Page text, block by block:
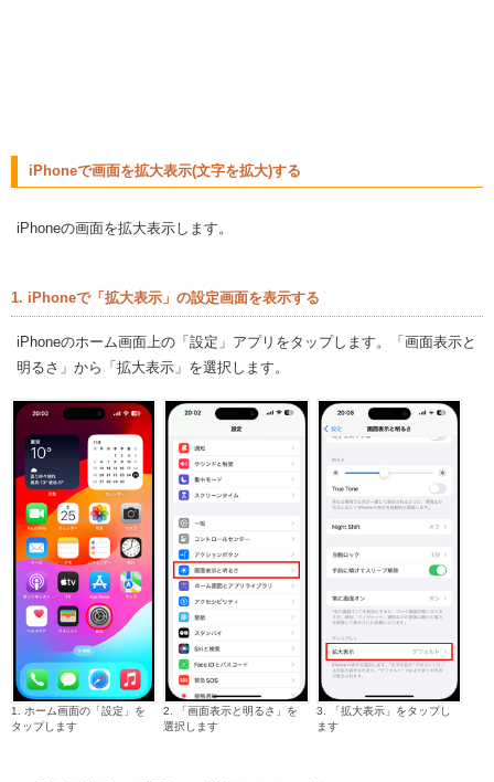
iPhoneで画面を拡大表示(文字を拡大)する
iPhoneの画面を拡大表示します。
1. iPhoneで「拡大表示」の設定画面を表示する
iPhoneのホーム画面上の「設定」アプリをタップします。「画面表示と
明るさ」から「拡大表示」を選択します。
1. ホーム画面の「設定」を
タップします
2. 「画面表示と明るさ」を
選択します
3. 「拡大表示」をタップし
ます